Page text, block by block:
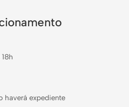
haverá expediente